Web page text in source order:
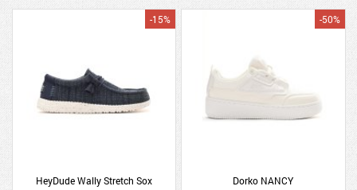
HeyDude Wally Stretch Sox
-15%
Dorko NANCY
-50%